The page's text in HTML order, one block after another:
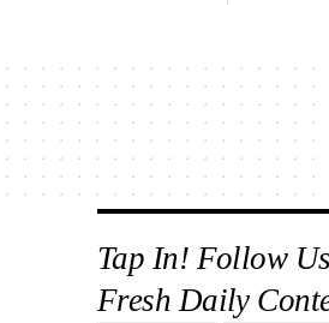
Tap In! Follow
Fresh Daily